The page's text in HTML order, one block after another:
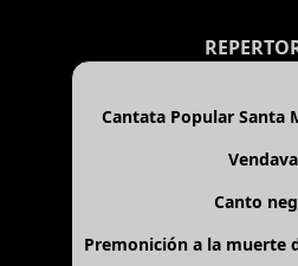
Cantata Popular Santa
Canto
Premonición a la muerte